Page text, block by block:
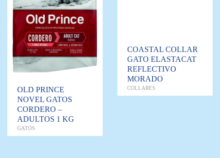
OLD PRINCE
NOVEL GATOS
CORDERO –
ADULTOS 1 KG
GATOS
COASTAL COLLAR
GATO ELASTACAT
REFLECTIVO
MORADO
COLLARES